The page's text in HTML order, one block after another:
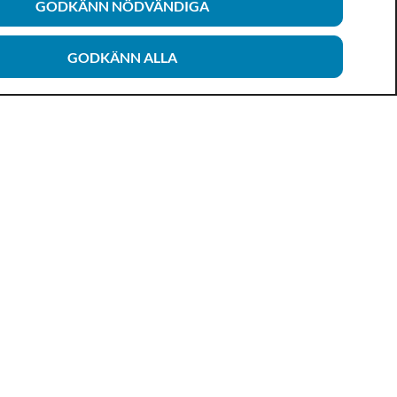
GODKÄNN NÖDVÄNDIGA
GODKÄNN ALLA